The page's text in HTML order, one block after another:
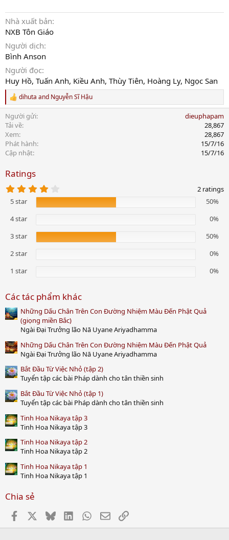
Nhà xuất bản
NXB Tôn Giáo
Người dịch
Bình Anson
Người đọc
Huy Hồ, Tuấn Anh, Kiều Anh, Thùy Tiên, Hoàng Ly, Ngọc San
R
e
a
c
t
i
o
n
:
dihuta and Nguyễn Sĩ Hậu
Người gửi
dieuphapam
Tải về
28,867
Xem
28,867
Phát hành
15/7/16
Cập nhật
15/7/16
Ratings
.
0
0
a
r
2 ratings
5 star
50%
4 star
0%
3 star
50%
2 star
0%
1 star
0%
Các tác phẩm khác
Những Dấu Chân Trên Con Đường Nhiệm Màu Đến Phật Quả
(giọng miền Bắc)
Ngài Đại Trưởng lão Nā Uyane Ariyadhamma
Những Dấu Chân Trên Con Đường Nhiệm Màu Đến Phật Quả
Ngài Đại Trưởng lão Nā Uyane Ariyadhamma
Bắt Đầu Từ Việc Nhỏ (tập 2)
Tuyển tập các bài Pháp dành cho tân thiền sinh
Bắt Đầu Từ Việc Nhỏ (tập 1)
Tuyển tập các bài Pháp dành cho tân thiền sinh
Tinh Hoa Nikaya tập 3
Tinh Hoa Nikaya tập 3
Tinh Hoa Nikaya tập 2
Tinh Hoa Nikaya tập 2
Tinh Hoa Nikaya tập 1
Tinh Hoa Nikaya tập 1
Chia sẻ
Facebook BlueskyLinkedInWhatsApp
EmailLink